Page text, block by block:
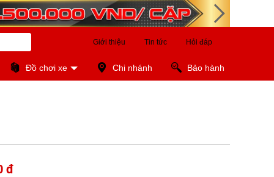
Giới thiệu Tin tức Hỏi đáp
Đồ chơi xe Chi nhánh Bảo hành
đ